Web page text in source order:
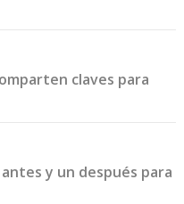
claves para
y un después para